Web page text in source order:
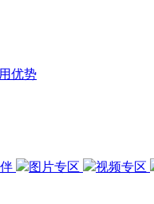
优势
图片专区 视频专区